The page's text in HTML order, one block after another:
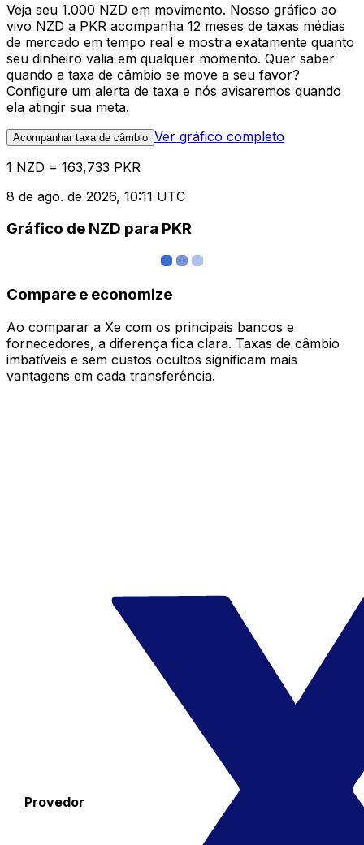
Veja seu 1.000 NZD em movimento. Nosso gráfico ao
vivo NZD a PKR acompanha 12 meses de taxas médias
de mercado em tempo real e mostra exatamente quanto
seu dinheiro valia em qualquer momento. Quer saber
quando a taxa de câmbio se move a seu favor?
Configure um alerta de taxa e nós avisaremos quando
ela atingir sua meta.
Acompanhar taxa de câmbio Ver gráfico completo
1 NZD = 163,733 PKR
8 de ago. de 2026, 10:11 UTC
Gráfico de NZD para PKR
Compare e economize
Ao comparar a Xe com os principais bancos e
fornecedores, a diferença fica clara. Taxas de câmbio
imbatíveis e sem custos ocultos significam mais
vantagens em cada transferência.
Provedor